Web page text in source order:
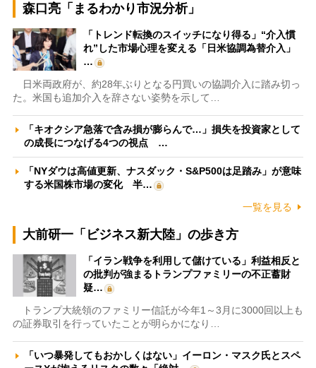
森口亮「まるわかり市況分析」
「トレンド転換のスイッチになり得る」“介入慣
れ”した市場心理を変える「日米協調為替介入」
…
日米両政府が、約28年ぶりとなる円買いの協調介入に踏み切っ
た。米国も追加介入を辞さない姿勢を示して…
「キオクシア急落で含み損が膨らんで…」損失を投資家として
の成長につなげる4つの視点 …
「NYダウは高値更新、ナスダック・S&P500は足踏み」が意味
する米国株市場の変化 半…
一覧を見る
大前研一「ビジネス新大陸」の歩き方
「イラン戦争を利用して儲けている」利益相反と
の批判が強まるトランプファミリーの不正蓄財
疑…
トランプ大統領のファミリー信託が今年1～3月に3000回以上も
の証券取引を行っていたことが明らかになり…
「いつ暴発してもおかしくはない」イーロン・マスク氏とスペ